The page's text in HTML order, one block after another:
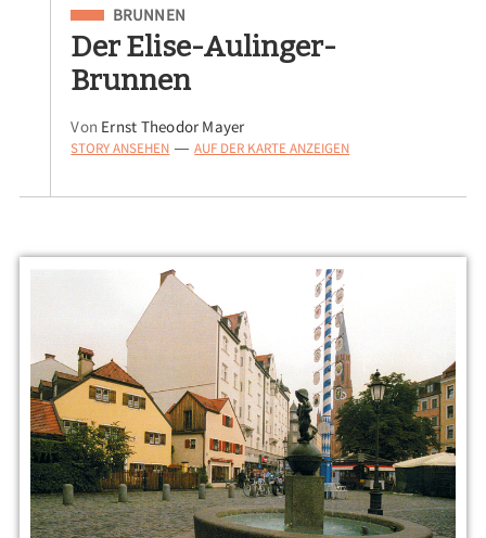
Eingeordnet unter
BRUNNEN
Der Elise-Aulinger-
Brunnen
Von Ernst Theodor Mayer
STORY ANSEHEN — AUF DER KARTE ANZEIGEN